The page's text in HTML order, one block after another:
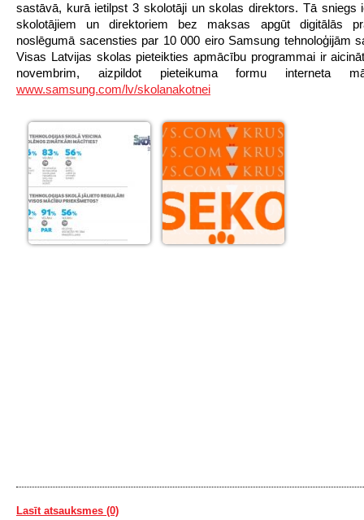
sastāvā, kurā ietilpst 3 skolotāji un skolas direktors. Tā sniegs
skolotājiem un direktoriem bez maksas apgūt digitālās
noslēgumā sacensties par 10 000 eiro Samsung tehnoloģijām
Visas Latvijas skolas pieteikties apmācību programmai ir
novembrim, aizpildot pieteikuma formu interneta
www.samsung.com/lv/skolanakotnei
Lasīt atsauksmes (0)